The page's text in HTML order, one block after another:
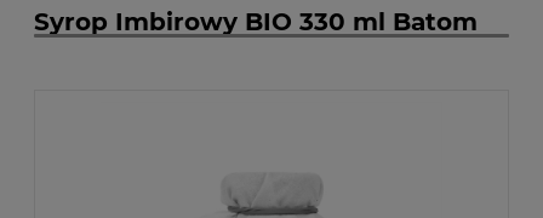
Syrop Imbirowy BIO 330 ml Batom